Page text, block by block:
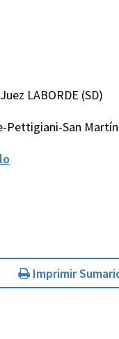
LABORDE (SD)
Pettigiani-San
Imprimir